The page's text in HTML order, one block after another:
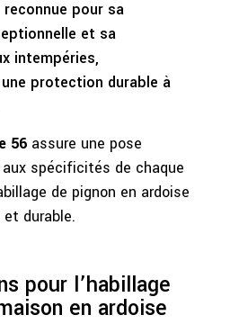
reconnue pour sa
et sa
intempéries,
protection durable à
56assure une pose
spécificités de chaque
de pignon en ardoise
durable.
pour l’habillage
en ardoise